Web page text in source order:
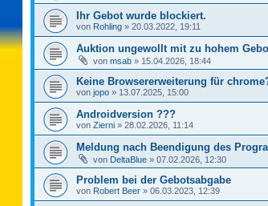
Ihr Gebot wurde blockiert.
von Rohling » 20.03.2022, 19:11
Auktion ungewollt mit zu hohem
von msab » 15.04.2026, 18:44
Keine Browsererweiterung für
von jopo » 13.07.2025, 15:00
Androidversion ???
von Zierni » 28.02.2026, 11:14
Meldung nach Beendigung des
von DeltaBlue » 07.02.2026, 12:30
Problem bei der Gebotsabgabe
von Robert Beer » 06.03.2023, 12:39